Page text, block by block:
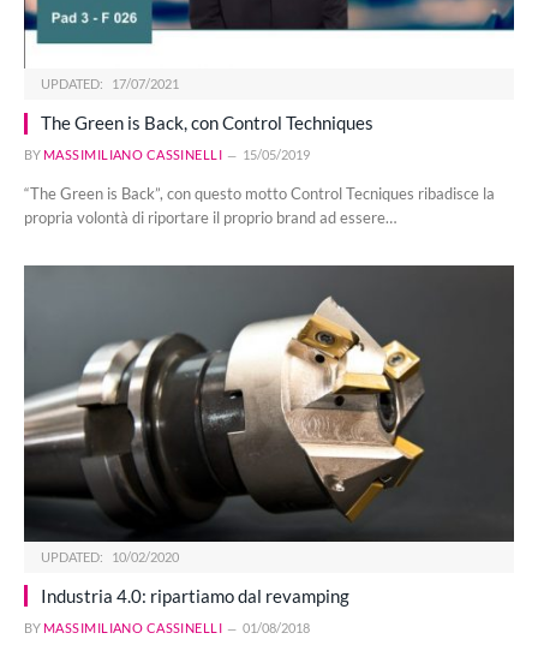
UPDATED: 17/07/2021
The Green is Back, con Control Techniques
BY MASSIMILIANO CASSINELLI 15/05/2019
“The Green is Back”, con questo motto Control Tecniques ribadisce la
propria volontà di riportare il proprio brand ad essere…
UPDATED: 10/02/2020
Industria 4.0: ripartiamo dal revamping
BY MASSIMILIANO CASSINELLI 01/08/2018